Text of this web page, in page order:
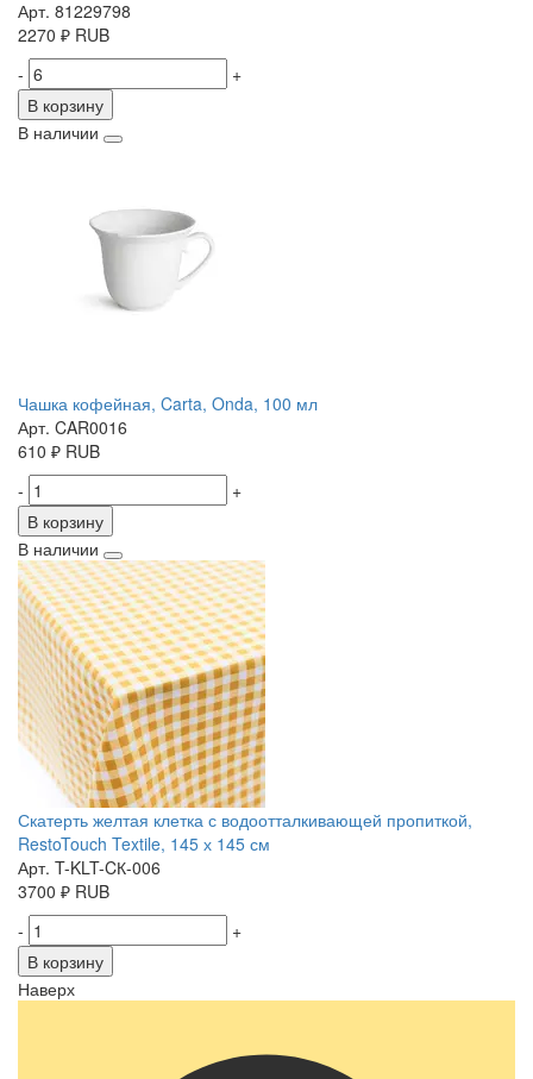
Арт. 81229798
2270 ₽ RUB
-
+
В корзину
В наличии
Чашка кофейная, Carta, Onda, 100 мл
Арт. CAR0016
610 ₽ RUB
-
+
В корзину
В наличии
Скатерть желтая клетка с водоотталкивающей пропиткой,
RestoTouch Textile, 145 х 145 см
Арт. T-KLT-CК-006
3700 ₽ RUB
-
+
В корзину
Наверх